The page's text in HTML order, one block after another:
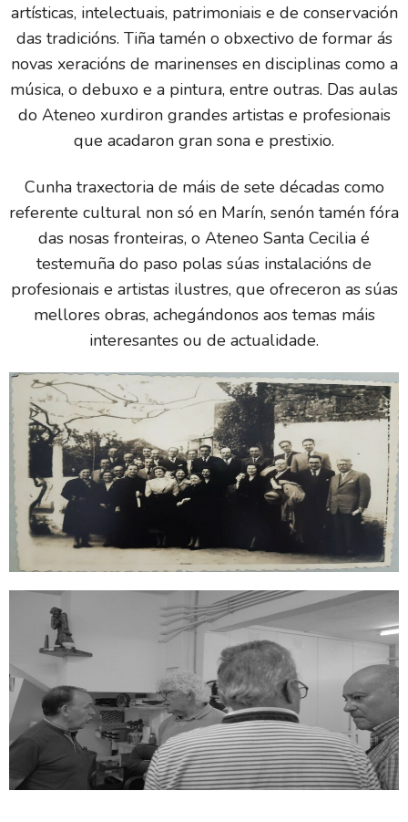
artísticas, intelectuais, patrimoniais e de conservación
das tradicións. Tiña tamén o obxectivo de formar ás
novas xeracións de marinenses en disciplinas como a
música, o debuxo e a pintura, entre outras. Das aulas
do Ateneo xurdiron grandes artistas e profesionais
que acadaron gran sona e prestixio.
Cunha traxectoria de máis de sete décadas como
referente cultural non só en Marín, senón tamén fóra
das nosas fronteiras, o Ateneo Santa Cecilia é
testemuña do paso polas súas instalacións de
profesionais e artistas ilustres, que ofreceron as súas
mellores obras, achegándonos aos temas máis
interesantes ou de actualidade.